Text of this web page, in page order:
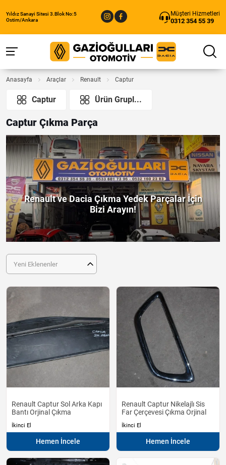
Yıldız Sanayi Sitesi 3.Blok No:5
Ostim/Ankara
Müşteri Hizmetleri
0312 354 55 39
Anasayfa Araçlar Renault Captur
Captur Ürün Grupl...
Captur Çıkma Parça
Renault ve Dacia Çıkma Yedek Parçalar İçin
Bizi Arayın!
Yeni Eklenenler
Renault Captur Sol Arka Kapı
Bantı Orjinal Çıkma
İkinci El
Hemen İncele
Renault Captur Nikelajlı Sis
Far Çerçevesi Çıkma Orjinal
İkinci El
Hemen İncele